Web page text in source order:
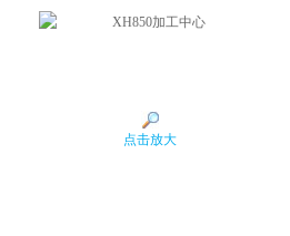
点击放大